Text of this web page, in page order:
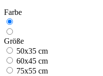
Farbe
Größe
50x35 cm
60x45 cm
75x55 cm